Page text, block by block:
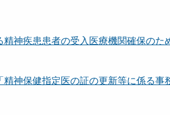
神疾患患者の受入医療機関確保のた
神保健指定医の証の更新等に係る事